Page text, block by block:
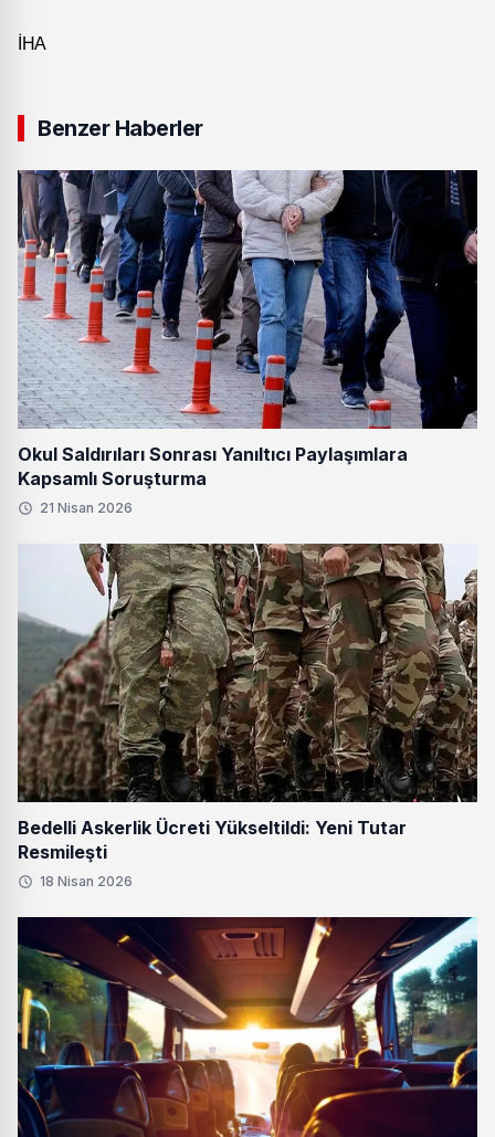
İHA
Benzer Haberler
Okul Saldırıları Sonrası Yanıltıcı Paylaşımlara
Kapsamlı Soruşturma
21 Nisan 2026
Bedelli Askerlik Ücreti Yükseltildi: Yeni Tutar
Resmileşti
18 Nisan 2026